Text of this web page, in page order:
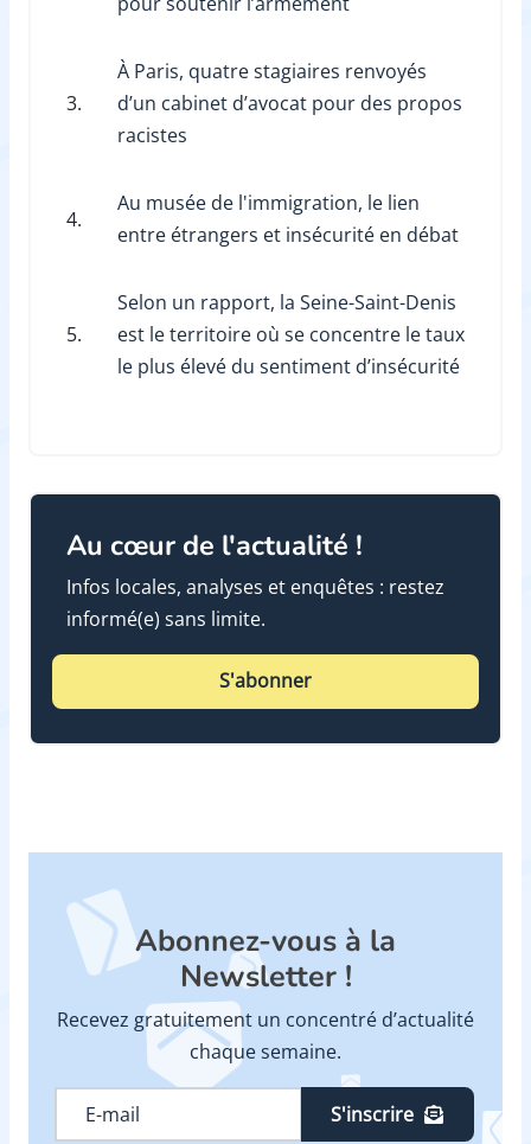
3.
À Paris, quatre stagiaires renvoyés
d’un cabinet d’avocat pour des propos
racistes
4.
Au musée de l'immigration, le lien
entre étrangers et insécurité en débat
5.
Selon un rapport, la Seine-Saint-Denis
est le territoire où se concentre le taux
le plus élevé du sentiment d’insécurité
Au cœur de l'actualité !
Infos locales, analyses et enquêtes : restez
informé(e) sans limite.
S'abonner
Abonnez-vous à la
Newsletter !
Recevez gratuitement un concentré d’actualité
chaque semaine.
S'inscrire